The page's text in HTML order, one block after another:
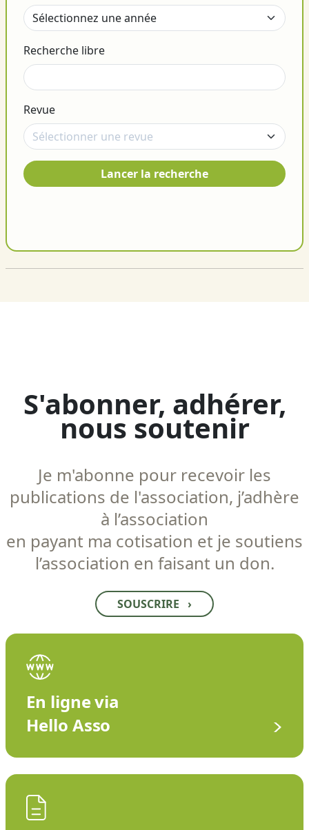
Recherche libre
Revue
Lancer la recherche
S'abonner, adhérer,
nous soutenir
Je m'abonne pour recevoir les
publications de l'association, j’adhère
à l’association
en payant ma cotisation et je soutiens
l’association en faisant un don.
SOUSCRIRE ›
En ligne via
Hello Asso